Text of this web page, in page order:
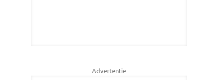
Advertentie